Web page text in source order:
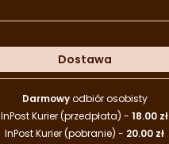
Dostawa
Darmowyodbiór osobisty
InPost Kurier (przedpłata) - 18.00 zł
InPost Kurier (pobranie) - 20.00 zł